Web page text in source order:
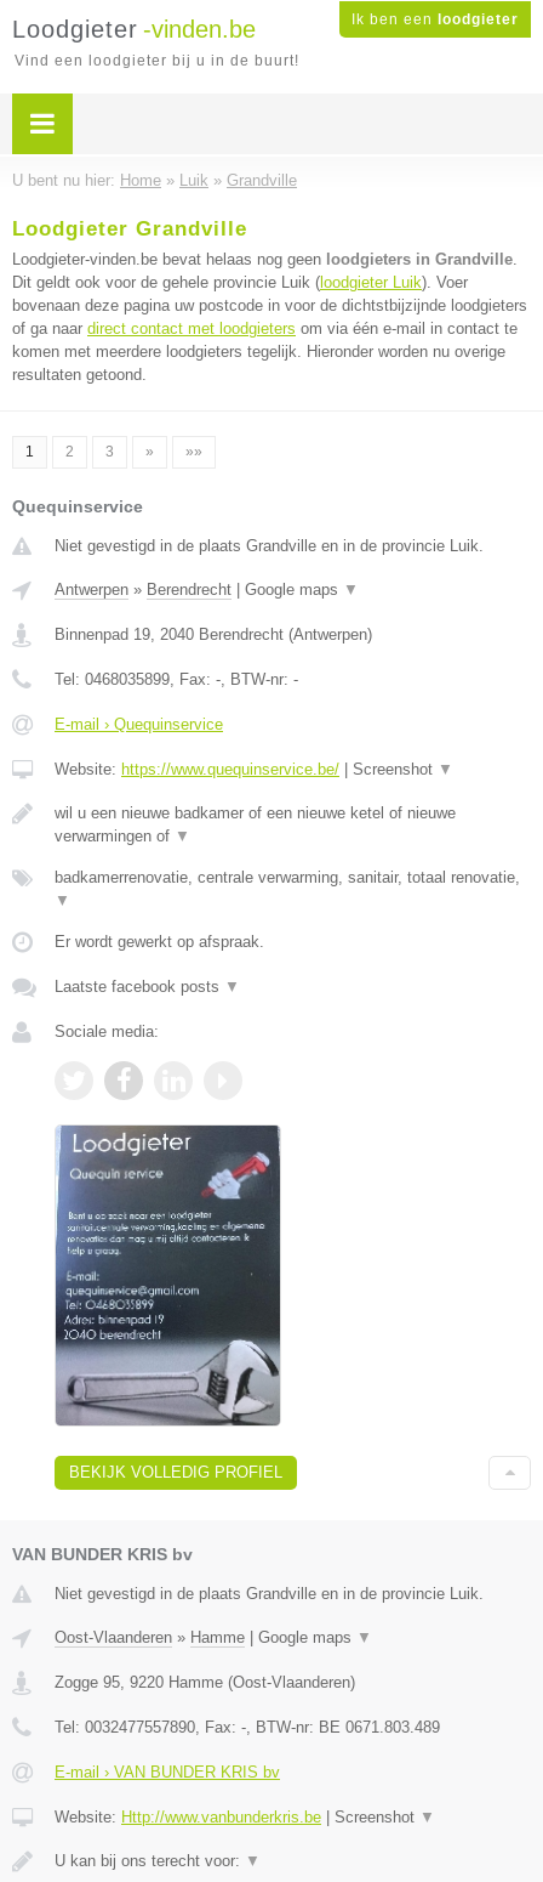
Ik ben een loodgieter
Loodgieter -vinden.be
Vind een loodgieter bij u in de buurt!
U bent nu hier: Home » Luik » Grandville
Loodgieter Grandville
Loodgieter-vinden.be bevat helaas nog geen loodgieters in Grandville.
Dit geldt ook voor de gehele provincie Luik ( loodgieter Luik). Voer
bovenaan deze pagina uw postcode in voor de dichtstbijzijnde loodgieters
of ga naar direct contact met loodgieters om via één e-mail in contact te
komen met meerdere loodgieters tegelijk. Hieronder worden nu overige
resultaten getoond.
1 2 3 » »»
Quequinservice
Niet gevestigd in de plaats Grandville en in de provincie Luik.
Antwerpen » Berendrecht Google maps ▼
Binnenpad 19, 2040 Berendrecht (Antwerpen)
Tel: 0468035899, Fax: -, BTW-nr: -
E-mail › Quequinservice
Website: https://www.quequinservice.be/ Screenshot ▼
wil u een nieuwe badkamer of een nieuwe ketel of nieuwe
verwarmingen of ▼
badkamerrenovatie, centrale verwarming, sanitair, totaal renovatie,
▼
Er wordt gewerkt op afspraak.
Laatste facebook posts ▼
Sociale media:
BEKIJK VOLLEDIG PROFIEL
VAN BUNDER KRIS bv
Niet gevestigd in de plaats Grandville en in de provincie Luik.
Oost-Vlaanderen » Hamme Google maps ▼
Zogge 95, 9220 Hamme (Oost-Vlaanderen)
Tel: 0032477557890, Fax: -, BTW-nr: BE 0671.803.489
E-mail › VAN BUNDER KRIS bv
Website: Http://www.vanbunderkris.be Screenshot ▼
U kan bij ons terecht voor: ▼